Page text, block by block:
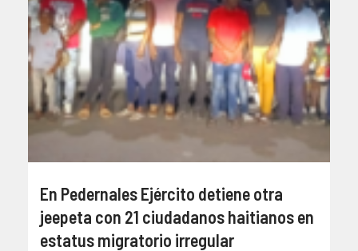
En Pedernales Ejército detiene otra
jeepeta con 21 ciudadanos haitianos en
estatus migratorio irregular